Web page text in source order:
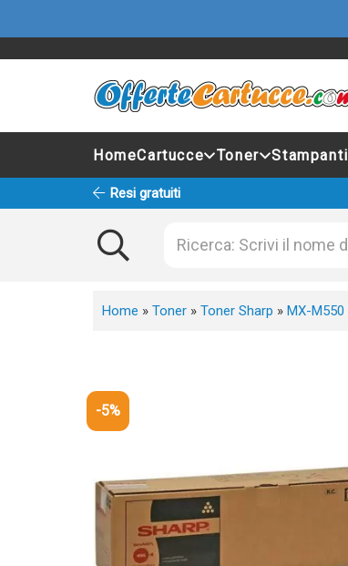
HomeCartucce Toner Stampanti
Resi gratuiti
Home » Toner » Toner Sharp » MX-M550
-5%